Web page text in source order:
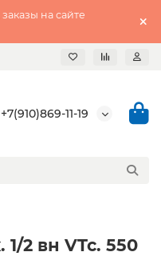
на сайте
+7(910)869-11-19
2 вн VTc. 550